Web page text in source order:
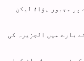
پر مجبور ہؤا؛ لیکن
بارے میں الجزیرہ کی